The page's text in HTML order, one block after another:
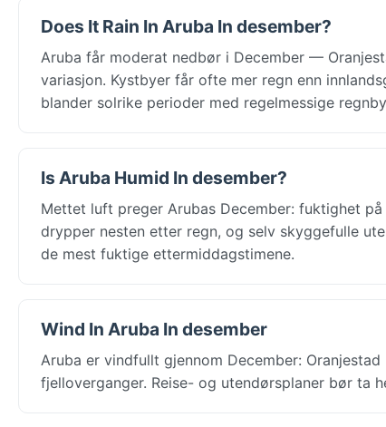
Does It Rain In Aruba In desember?
Aruba får moderat nedbør i December —
variasjon. Kystbyer får ofte mer regn enn
blander solrike perioder med regelmessige
Is Aruba Humid In desember?
Mettet luft preger Arubas December: fuktighet
drypper nesten etter regn, og selv skyggefulle
de mest fuktige ettermiddagstimene.
Wind In Aruba In desember
Aruba er vindfullt gjennom December:
fjelloverganger. Reise- og utendørsplaner bør ta